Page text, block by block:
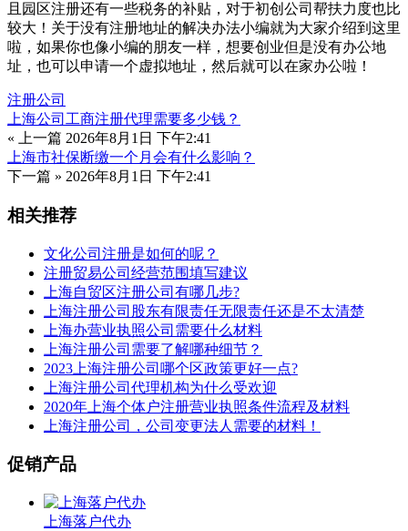
且园区注册还有一些税务的补贴，对于初创公司帮扶力度也比
较大！关于没有注册地址的解决办法小编就为大家介绍到这里
啦，如果你也像小编的朋友一样，想要创业但是没有办公地
址，也可以申请一个虚拟地址，然后就可以在家办公啦！
注册公司
上海公司工商注册代理需要多少钱？
« 上一篇 2026年8月1日 下午2:41
上海市社保断缴一个月会有什么影响？
下一篇 » 2026年8月1日 下午2:41
相关推荐
文化公司注册是如何的呢？
注册贸易公司经营范围填写建议
上海自贸区注册公司有哪几步?
上海注册公司股东有限责任无限责任还是不太清楚
上海办营业执照公司需要什么材料
上海注册公司需要了解哪种细节？
2023上海注册公司哪个区政策更好一点?
上海注册公司代理机构为什么受欢迎
2020年上海个体户注册营业执照条件流程及材料
上海注册公司，公司变更法人需要的材料！
促销产品
上海落户代办